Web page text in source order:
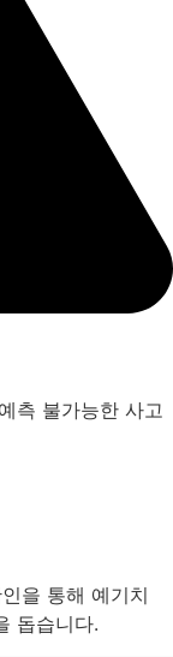
측 불가능한 사고
을 통해 예기치
돕습니다.